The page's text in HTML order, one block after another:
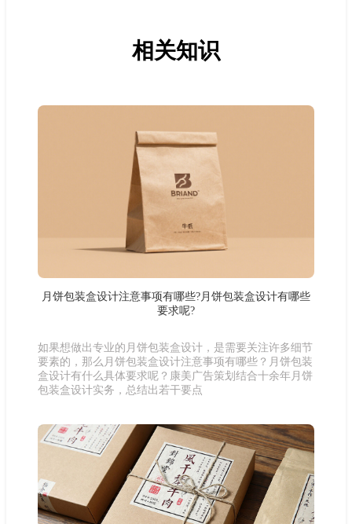
相关知识
月饼包装盒设计注意事项有哪些?月饼包装盒设计有哪些
要求呢?
如果想做出专业的月饼包装盒设计，是需要关注许多细节
要素的，那么月饼包装盒设计注意事项有哪些？月饼包装
盒设计有什么具体要求呢？康美广告策划结合十余年月饼
包装盒设计实务，总结出若干要点